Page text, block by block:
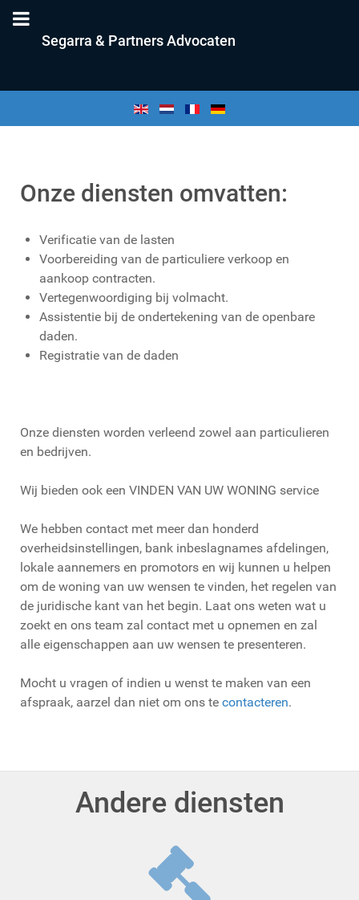
Segarra & Partners Advocaten
Onze diensten omvatten:
Verificatie van de lasten
Voorbereiding van de particuliere verkoop en
aankoop contracten.
Vertegenwoordiging bij volmacht.
Assistentie bij de ondertekening van de openbare
daden.
Registratie van de daden
Onze diensten worden verleend zowel aan particulieren
en bedrijven.
Wij bieden ook een VINDEN VAN UW WONING service
We hebben contact met meer dan honderd
overheidsinstellingen, bank inbeslagnames afdelingen,
lokale aannemers en promotors en wij kunnen u helpen
om de woning van uw wensen te vinden, het regelen van
de juridische kant van het begin. Laat ons weten wat u
zoekt en ons team zal contact met u opnemen en zal
alle eigenschappen aan uw wensen te presenteren.
Mocht u vragen of indien u wenst te maken van een
afspraak, aarzel dan niet om ons te contacteren.
Andere diensten